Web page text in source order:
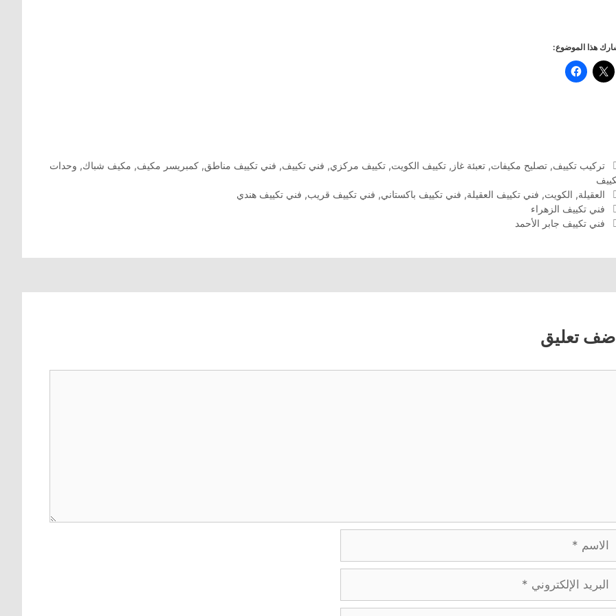
هذا الموضوع:
التصنيفات
تركيب تكييف, تصليح مكيفات, تعبئة غاز , تكييف الكويت, تكييف مركزي, فني تكييف, فني تكييف مناطق, كمبريسر مكيف, مكيف شباك, وحدات
الوسوم
العقيلة, الكويت, فني تكييف العقيلة, فني تكييف باكستاني, فني تكييف قريب, فني تكييف هندي
فني تكييف الزهراء
فني تكييف جابر الأحمد
تعليق